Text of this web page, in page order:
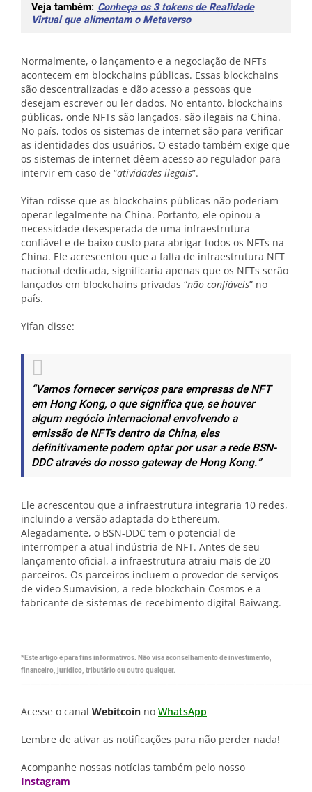
Veja também: Conheça os 3 tokens de Realidade
Virtual que alimentam o Metaverso
Normalmente, o lançamento e a negociação de NFTs
acontecem em blockchains públicas. Essas blockchains
são descentralizadas e dão acesso a pessoas que
desejam escrever ou ler dados. No entanto, blockchains
públicas, onde NFTs são lançados, são ilegais na China.
No país, todos os sistemas de internet são para verificar
as identidades dos usuários. O estado também exige que
os sistemas de internet dêem acesso ao regulador para
intervir em caso de “atividades ilegais”.
Yifan rdisse que as blockchains públicas não poderiam
operar legalmente na China. Portanto, ele opinou a
necessidade desesperada de uma infraestrutura
confiável e de baixo custo para abrigar todos os NFTs na
China. Ele acrescentou que a falta de infraestrutura NFT
nacional dedicada, significaria apenas que os NFTs serão
lançados em blockchains privadas “não confiáveis” no
país.
Yifan disse:
“Vamos fornecer serviços para empresas de NFT
em Hong Kong, o que significa que, se houver
algum negócio internacional envolvendo a
emissão de NFTs dentro da China, eles
definitivamente podem optar por usar a rede BSN-
DDC através do nosso gateway de Hong Kong.”
Ele acrescentou que a infraestrutura integraria 10 redes,
incluindo a versão adaptada do Ethereum.
Alegadamente, o BSN-DDC tem o potencial de
interromper a atual indústria de NFT. Antes de seu
lançamento oficial, a infraestrutura atraiu mais de 20
parceiros. Os parceiros incluem o provedor de serviços
de vídeo Sumavision, a rede blockchain Cosmos e a
fabricante de sistemas de recebimento digital Baiwang.
*Este artigo é para fins informativos. Não visa aconselhamento de investimento,
financeiro, jurídico, tributário ou outro qualquer.
Acesse o canal Webitcoin no WhatsApp
Lembre de ativar as notificações para não perder nada!
Acompanhe nossas notícias também pelo nosso
Instagram